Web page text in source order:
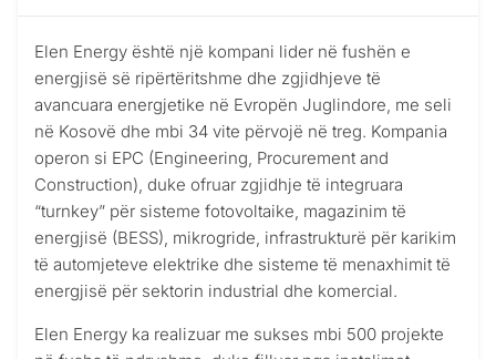
Elen Energy është një kompani lider në fushën e
energjisë së ripërtëritshme dhe zgjidhjeve të
avancuara energjetike në Evropën Juglindore, me seli
në Kosovë dhe mbi 34 vite përvojë në treg. Kompania
operon si EPC (Engineering, Procurement and
Construction), duke ofruar zgjidhje të integruara
“turnkey” për sisteme fotovoltaike, magazinim të
energjisë (BESS), mikrogride, infrastrukturë për karikim
të automjeteve elektrike dhe sisteme të menaxhimit të
energjisë për sektorin industrial dhe komercial.
Elen Energy ka realizuar me sukses mbi 500 projekte